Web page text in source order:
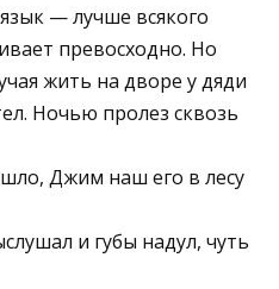
— лучше всякого
превосходно. Но
жить на дворе у дяди
Ночью пролез сквозь
Джим наш его в лесу
и губы надул, чуть